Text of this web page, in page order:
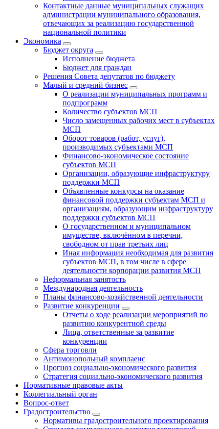
Контактные данные муниципальных служащих
администрации муниципального образования,
отвечающих за реализацию государственной
национальной политики
Экономика
Бюджет округa
Исполнение бюджета
Бюджет для граждан
Решения Совета депутатов по бюджету
Малый и средний бизнес
О реализации муниципальных программ и
подпрограмм
Количество субъектов МСП
Число замещенных рабочих мест в субъектах
МСП
Оборот товаров (работ, услуг),
производимых субъектами МСП
Финансово-экономическое состояние
субъектов МСП
Организации, образующие инфраструктуру
поддержки МСП
Объявленные конкурсы на оказание
финансовой поддержки субъектам МСП и
организациям, образующим инфраструктуру
поддержки субъектов МСП
О государственном и муниципальном
имуществе, включённом в перечни,
свободном от прав третьих лиц
Иная информация необходимая для развития
субъектов МСП, в том числе в сфере
деятельности корпорации развития МСП
Неформальная занятость
Международная деятельность
Планы финансово-хозяйственной деятельности
Развитие конкуренции
Отчеты о ходе реализации мероприятий по
развитию конкурентной среды
Лица, ответственные за развитие
конкуренции
Сфера торговли
Антимонопольный комплаенс
Прогноз социально-экономического развития
Стратегия социально-экономического развития
Нормативные правовые акты
Коллегиальный орган
Вопрос-ответ
Градостроительство
Нормативы градостроительного проектирования